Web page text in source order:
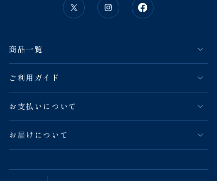
商品一覧
ご利用ガイド
お支払いについて
お届けについて